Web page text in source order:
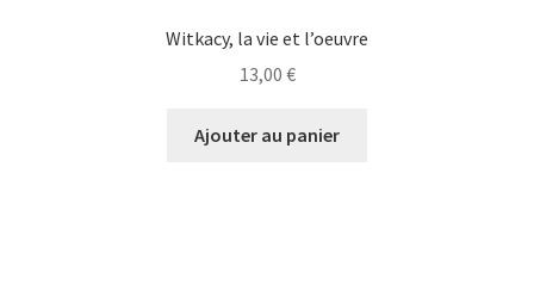
Witkacy, la vie et l’oeuvre
13,00 €
Ajouter au panier